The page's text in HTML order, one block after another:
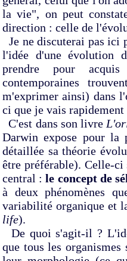
la vie", on peut
direction : celle de
Je ne discuterai pas ici
l'idée d'une évolution
prendre pour
contemporaines
m'exprimer ainsi) dans
ci que je vais rapidement
C'est dans son livre
Darwin expose pour la
détaillée sa théorie
être préférable). Celle-ci
central :le concept de
à deux phénomènes
variabilité organique et
life).
De quoi s'agit-il ?
que tous les organismes